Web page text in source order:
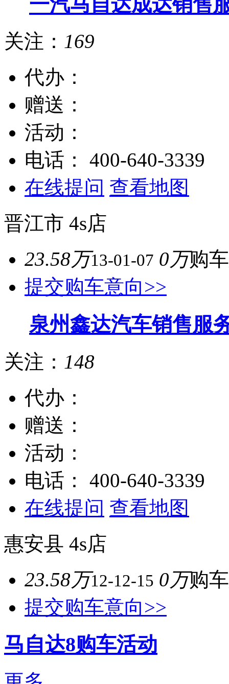
关注： 169
代办：
赠送：
活动：
电话：
400-640-3339
在线提问 查看地图
晋江市 4s店
23.58万13-01-07 0万购
提交购车意向>>
泉州鑫达汽车销售服
关注： 148
代办：
赠送：
活动：
电话：
400-640-3339
在线提问 查看地图
惠安县 4s店
23.58万12-12-15 0万购
提交购车意向>>
马自达8购车活动